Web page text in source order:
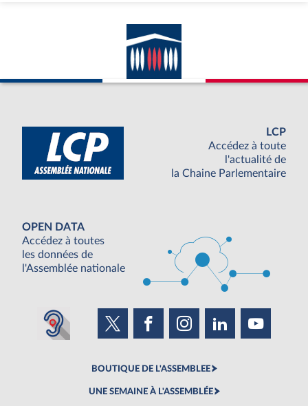
LCP
Accédez à toute
l'actualité de
la Chaine Parlementaire
OPEN DATA
Accédez à toutes
les données de
l'Assemblée nationale
BOUTIQUE DE L'ASSEMBLEE
UNE SEMAINE À L'ASSEMBLÉE